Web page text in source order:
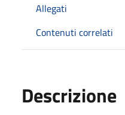
Allegati
Contenuti correlati
Descrizione